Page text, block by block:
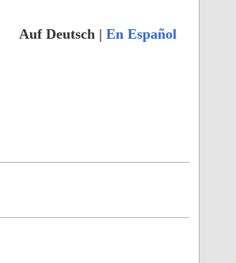
Auf Deutsch | En Español